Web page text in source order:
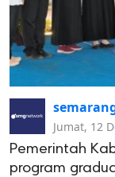
Jumat, 12
Pemerintah
program